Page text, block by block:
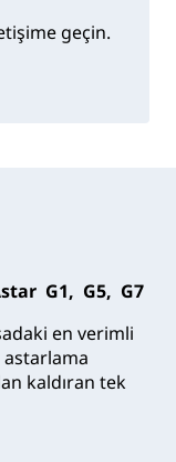
geçin.
G1, G5, G7
en verimli
astarlama
kaldıran tek